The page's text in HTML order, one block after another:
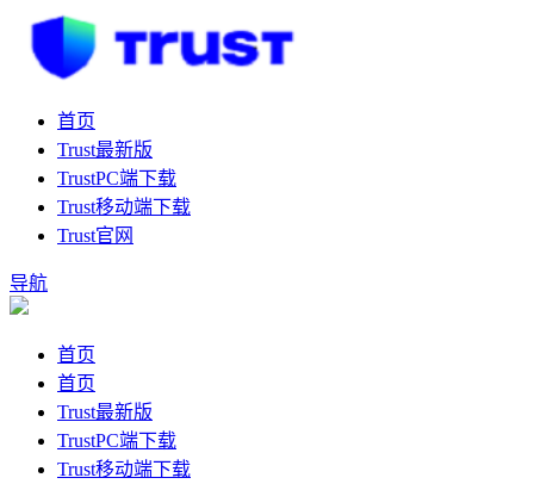
首页
Trust最新版
TrustPC端下载
Trust移动端下载
Trust官网
导航
首页
首页
Trust最新版
TrustPC端下载
Trust移动端下载